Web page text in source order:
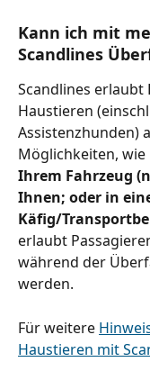
Kann ich mit
Scandlines
Scandlines erlaubt
Haustieren
Assistenzhunden)
Möglichkeiten,
Ihrem Fahrzeug
Ihnen; oder in
Käfig/
erlaubt
während der
werden.
Für weitere
Haustieren mit